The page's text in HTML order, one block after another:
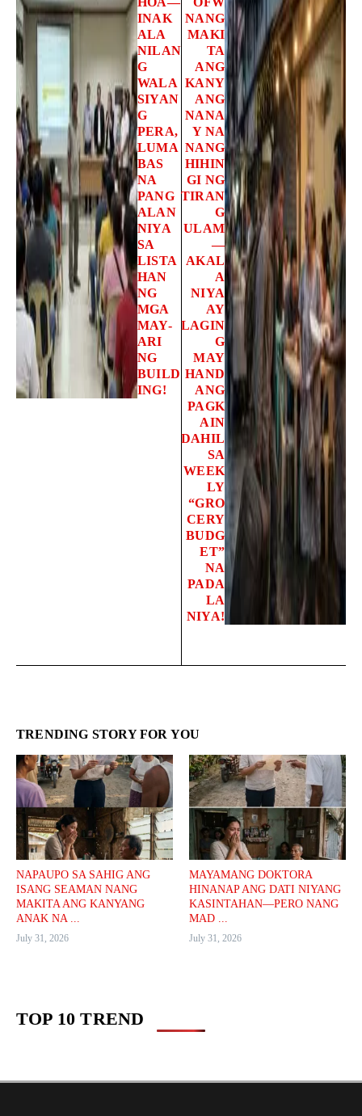
INAK
ALA
NILAN
G
WALA
SIYAN
G
PERA,
LUMA
BAS
NA
PANG
ALAN
NIYA
SA
LISTA
HAN
NG
MGA
MAY-
ARI
NG
BUILD
ING!
NANG
MAKI
TA
ANG
KANY
ANG
NANA
Y NA
NANG
HIHIN
GI NG
TIRAN
G
ULAM
—
AKAL
A
NIYA
AY
LAGIN
G
MAY
HAND
ANG
PAGK
AIN
DAHIL
SA
WEEK
LY
“GRO
CERY
BUDG
ET”
NA
PADA
LA
NIYA!
TRENDING STORY FOR YOU
NAPAUPO SA SAHIG ANG
ISANG SEAMAN NANG
MAKITA ANG KANYANG
ANAK NA ...
July 31, 2026
MAYAMANG DOKTORA
HINANAP ANG DATI NIYANG
KASINTAHAN—PERO NANG
MAD ...
July 31, 2026
TOP 10 TREND